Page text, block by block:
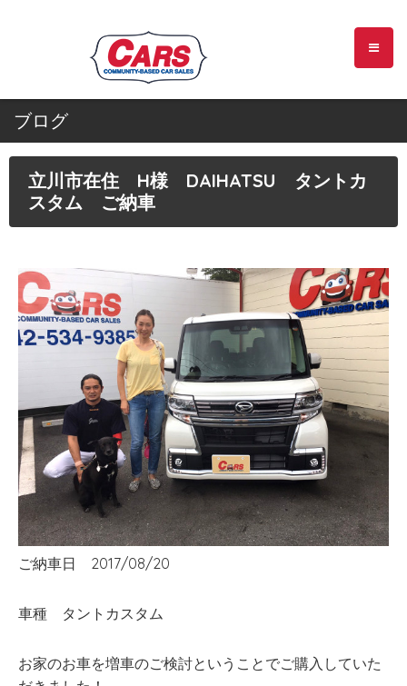
ブログ
立川市在住 H様 DAIHATSU タントカ
スタム ご納車
ご納車日 2017/08/20
車種 タントカスタム
お家のお車を増車のご検討ということでご購入していた